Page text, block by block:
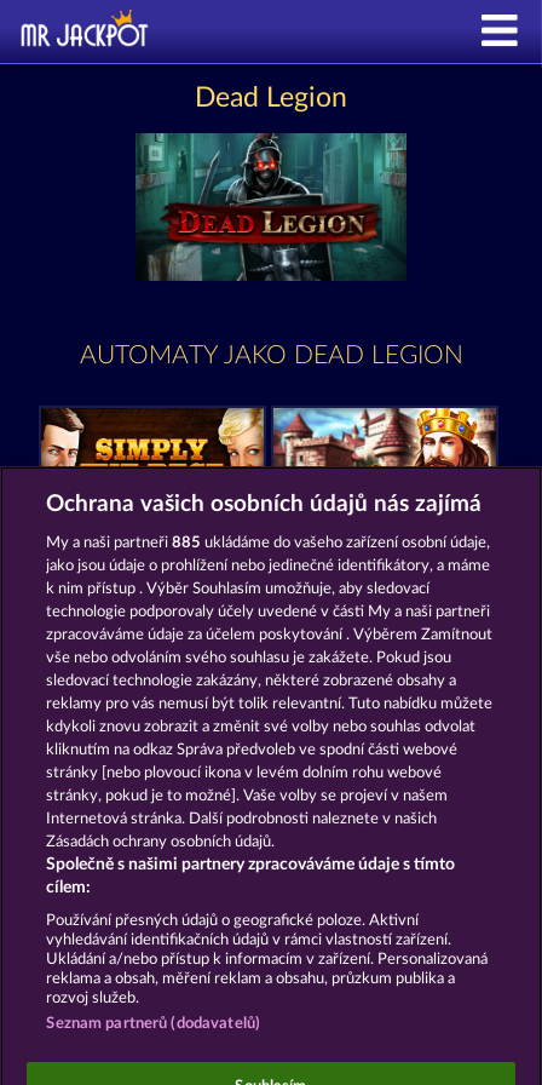
Dead Legion
AUTOMATY JAKO DEAD LEGION
Simply The Best King & Queen
Egyptian Moon Beer Party
Podmínky Prohlášení o Soukromí a Cookies
Kontakt Společnost Časté dotazy
Podat Žádost o Odstoupení
Sociální kasinové hry jsou určeny výhradně k
Ochrana vašich osobních údajů nás zajímá
My a naši partneři885 ukládáme do vašeho zařízení osobní údaje,
jako jsou údaje o prohlížení nebo jedinečné identifikátory, a máme
k nim přístup . Výběr Souhlasím umožňuje, aby sledovací
technologie podporovaly účely uvedené v části My a naši partneři
zpracováváme údaje za účelem poskytování . Výběrem Zamítnout
vše nebo odvoláním svého souhlasu je zakážete. Pokud jsou
sledovací technologie zakázány, některé zobrazené obsahy a
reklamy pro vás nemusí být tolik relevantní. Tuto nabídku můžete
kdykoli znovu zobrazit a změnit své volby nebo souhlas odvolat
kliknutím na odkaz Správa předvoleb ve spodní části webové
stránky [nebo plovoucí ikona v levém dolním rohu webové
stránky, pokud je to možné]. Vaše volby se projeví v našem
Internetová stránka. Další podrobnosti naleznete v našich
Zásadách ochrany osobních údajů.
Společně s našimi partnery zpracováváme údaje s tímto
cílem:
Používání přesných údajů o geografické poloze. Aktivní
vyhledávání identifikačních údajů v rámci vlastností zařízení.
Ukládání a/nebo přístup k informacím v zařízení. Personalizovaná
reklama a obsah, měření reklam a obsahu, průzkum publika a
rozvoj služeb.
Seznam partnerů (dodavatelů)